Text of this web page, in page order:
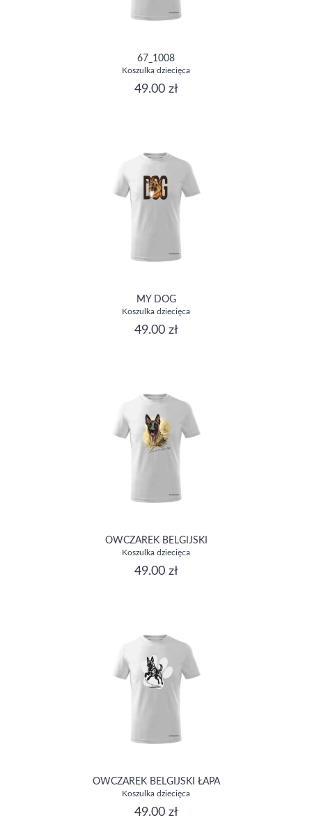
67_1008
Koszulka dziecięca
49.00 zł
MY DOG
Koszulka dziecięca
49.00 zł
OWCZAREK BELGIJSKI
Koszulka dziecięca
49.00 zł
OWCZAREK BELGIJSKI ŁAPA
Koszulka dziecięca
49.00 zł